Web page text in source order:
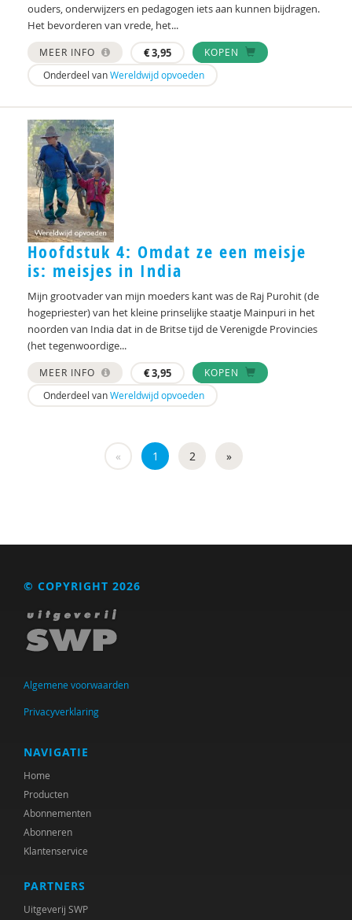
ouders, onderwijzers en pedagogen iets aan kunnen bijdragen.
Het bevorderen van vrede, het...
MEER INFO €3,95
KOPEN
Onderdeel vanWereldwijd opvoeden
Hoofdstuk 4: Omdat ze een meisje
is: meisjes in India
Mijn grootvader van mijn moeders kant was de Raj Purohit (de
hogepriester) van het kleine prinselijke staatje Mainpuri in het
noorden van India dat in de Britse tijd de Verenigde Provincies
(het tegenwoordige...
MEER INFO €3,95
KOPEN
Onderdeel vanWereldwijd opvoeden
« 1 2 »
© COPYRIGHT 2026
Algemene voorwaarden
Privacyverklaring
NAVIGATIE
Home
Producten
Abonnementen
Abonneren
Klantenservice
PARTNERS
Uitgeverij SWP